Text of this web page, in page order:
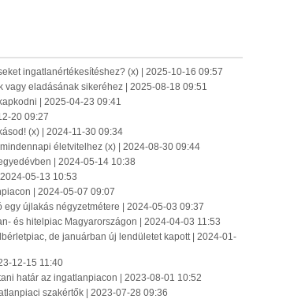
ingatlanértékesítéshez? (x) | 2025-10-16 09:57
eladásának sikeréhez | 2025-08-18 09:51
| 2025-04-23 09:41
20 09:27
(x) | 2024-11-30 09:34
életvitelhez (x) | 2024-08-30 09:44
| 2024-05-14 10:38
05-13 10:53
| 2024-05-07 09:07
újlakás négyzetmétere | 2024-05-03 09:37
és hitelpiac Magyarországon | 2024-04-03 11:53
de januárban új lendületet kapott | 2024-01-
12-15 11:40
határ az ingatlanpiacon | 2023-08-01 10:52
szakértők | 2023-07-28 09:36